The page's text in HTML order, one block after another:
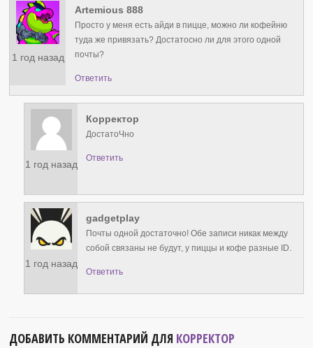
1 год назад
Artemious 888
Просто у меня есть айди в пицце, можно ли кофейню
туда же привязать? Достатосно ли для этого одной
почты?
Ответить
1 год назад
Корректор
ДостатоЧно
Ответить
1 год назад
gadgetplay
Почты одной достаточно! Обе записи никак между
собой связаны не будут, у пиццы и кофе разные ID.
Ответить
ДОБАВИТЬ КОММЕНТАРИЙ ДЛЯ КОРРЕКТОР